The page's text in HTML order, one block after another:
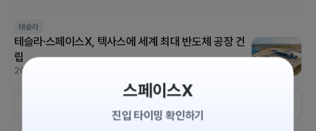
스페이스X
진입 타이밍 확인하기
테슬라
테슬라·스페이스X, 텍사스에 세계 최대 반도체 공장 건
립
2026.08.07 10:01
[실적발표] 일라이 릴리, 주당순이익 8.38 달러..예상
치 8.82 달러 하회
2026.08.06 08:25